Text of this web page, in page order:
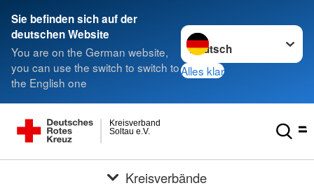
Sie befinden sich auf der
deutschen Website
You are on the German website,
you can use the switch to switch to
the English one
Sprache wechseln zu
Alles klar
Soltau e.V.
Kreisverband
Kreisverbände